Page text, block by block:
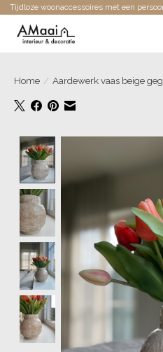
Tijdloze woonaccessoires met een
Home / Aardewerk vaas beige
Product image